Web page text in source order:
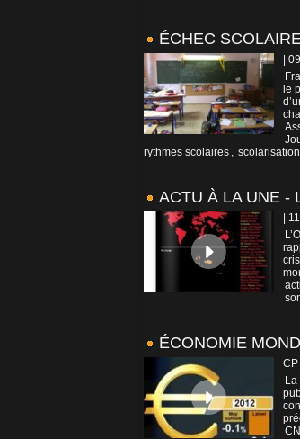
ÉCHEC
|
le
rythmes scolaires , scolarisation
ACTU À LA UNE -
|
ÉCONOMIE
CP